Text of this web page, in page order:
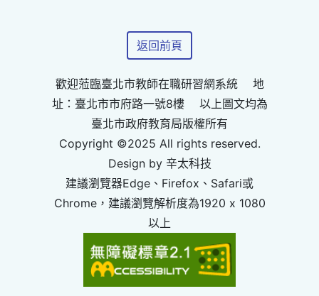
返回前頁
歡迎蒞臨臺北市教師在職研習網系統 地
址：臺北市市府路一號8樓 以上圖文均為
臺北市政府教育局版權所有
Copyright ©2025 All rights reserved.
Design by 辛太科技
建議瀏覽器Edge、Firefox、Safari或
Chrome，建議瀏覽解析度為1920 x 1080
以上